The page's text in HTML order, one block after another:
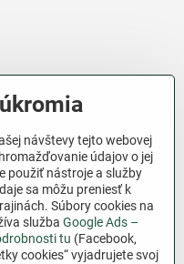
Fungujeme len
v poctivú prácu a
Jutro​.sk nám pomáha
návštevy tejto webovej
údajov o jej
použiť nástroje a služby
sa môžu preniesť k
Súbory cookies na
služba Google Ads –
tu (Facebook,
cookies“ vyjadrujete svoj